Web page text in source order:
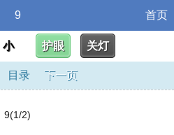
9 首页
小 护眼 关灯
目录 下一页
9(1/2)